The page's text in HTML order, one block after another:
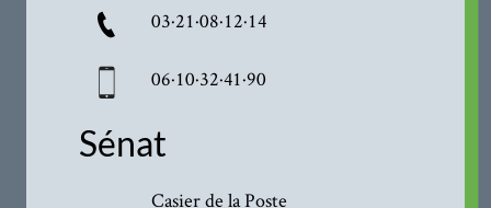
03·21·08·12·14
06·10·32·41·90
Sénat
Casier de la Poste